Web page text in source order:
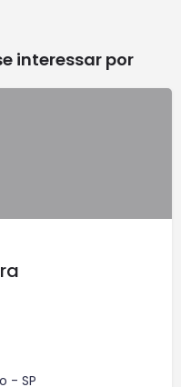
interessar por
- SP